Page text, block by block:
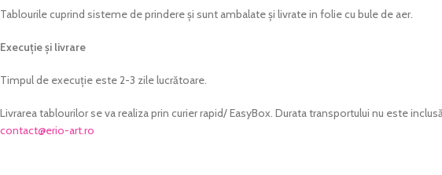
Tablourile cuprind sisteme de prindere și sunt ambalate și livrate in folie cu bule de aer.
Execuție și livrare
Timpul de execuție este 2-3 zile lucrătoare.
Livrarea tablourilor se va realiza prin curier rapid/ EasyBox. Durata transportului nu este
or.tra-oire
@tcatnoc